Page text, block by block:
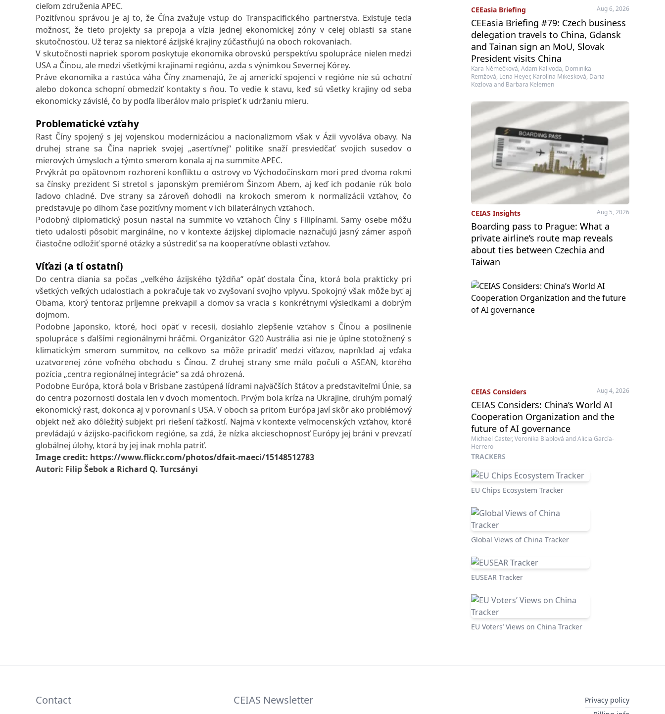
cieľom združenia APEC.
Pozitívnou správou je aj to, že Čína zvažuje vstup do Transpacifického partnerstva. Existuje teda
možnosť, že tieto projekty sa prepoja a vízia jednej ekonomickej zóny v celej oblasti sa stane
skutočnosťou. Už teraz sa niektoré ázijské krajiny zúčastňujú na oboch rokovaniach.
V skutočnosti napriek sporom poskytuje ekonomika obrovskú perspektívu spolupráce nielen medzi
USA a Čínou, ale medzi všetkými krajinami regiónu, azda s výnimkou Severnej Kórey.
Práve ekonomika a rastúca váha Číny znamenajú, že aj americkí spojenci v regióne nie sú ochotní
alebo dokonca schopní obmedziť kontakty s ňou. To vedie k stavu, keď sú všetky krajiny od seba
ekonomicky závislé, čo by podľa liberálov malo prispieť k udržaniu mieru.
Problematické vzťahy
Rast Číny spojený s jej vojenskou modernizáciou a nacionalizmom však v Ázii vyvoláva obavy. Na
druhej strane sa Čína napriek svojej „asertívnej“ politike snaží presviedčať svojich susedov o
mierových úmysloch a týmto smerom konala aj na summite APEC.
Prvýkrát po opätovnom rozhorení konfliktu o ostrovy vo Východočínskom mori pred dvoma rokmi
sa čínsky prezident Si stretol s japonským premiérom Šinzom Abem, aj keď ich podanie rúk bolo
ľadovo chladné. Dve strany sa zároveň dohodli na krokoch smerom k normalizácii vzťahov, čo
predstavuje po dlhom čase pozitívny moment v ich bilaterálnych vzťahoch.
Podobný diplomatický posun nastal na summite vo vzťahoch Číny s Filipínami. Samy osebe môžu
tieto udalosti pôsobiť marginálne, no v kontexte ázijskej diplomacie naznačujú jasný zámer aspoň
čiastočne odložiť sporné otázky a sústrediť sa na kooperatívne oblasti vzťahov.
Víťazi (a tí ostatní)
Do centra diania sa počas „veľkého ázijského týždňa“ opäť dostala Čína, ktorá bola prakticky pri
všetkých veľkých udalostiach a pokračuje tak vo zvyšovaní svojho vplyvu. Spokojný však môže byť aj
Obama, ktorý tentoraz príjemne prekvapil a domov sa vracia s konkrétnymi výsledkami a dobrým
dojmom.
Podobne Japonsko, ktoré, hoci opäť v recesii, dosiahlo zlepšenie vzťahov s Čínou a posilnenie
spolupráce s ďalšími regionálnymi hráčmi. Organizátor G20 Austrália asi nie je úplne stotožnený s
klimatickým smerom summitov, no celkovo sa môže priradiť medzi víťazov, napríklad aj vďaka
uzatvorenej zóne voľného obchodu s Čínou. Z druhej strany sme málo počuli o ASEAN, ktorého
pozícia „centra regionálnej integrácie“ sa zdá ohrozená.
Podobne Európa, ktorá bola v Brisbane zastúpená lídrami najväčších štátov a predstaviteľmi Únie, sa
do centra pozornosti dostala len v dvoch momentoch. Prvým bola kríza na Ukrajine, druhým pomalý
ekonomický rast, dokonca aj v porovnaní s USA. V oboch sa pritom Európa javí skôr ako problémový
objekt než ako dôležitý subjekt pri riešení ťažkostí. Najmä v kontexte veľmocenských vzťahov, ktoré
prevládajú v ázijsko-pacifickom regióne, sa zdá, že nízka akcieschopnosť Európy jej bráni v prevzatí
globálnej úlohy, ktorá by jej inak mohla patriť.
Image credit: https://www.flickr.com/photos/dfait-maeci/15148512783
Autori: Filip Šebok a Richard Q. Turcsányi
CEEasia Briefing Aug 6, 2026
CEEasia Briefing #79: Czech business
delegation travels to China, Gdansk
and Tainan sign an MoU, Slovak
President visits China
Kara Němečková, Adam Kalivoda, Dominika
Remžová, Lena Heyer, Karolína Mikesková, Daria
Kozlova and Barbara Kelemen
CEIAS Insights Aug 5, 2026
Boarding pass to Prague: What a
private airline’s route map reveals
about ties between Czechia and
Taiwan
CEIAS Considers Aug 4, 2026
CEIAS Considers: China’s World AI
Cooperation Organization and the
future of AI governance
Michael Caster, Veronika Blablová and Alicia García-
Herrero
TRACKERS
EU Chips Ecosystem Tracker
Global Views of China Tracker
EUSEAR Tracker
EU Voters’ Views on China Tracker
Contact CEIAS Newsletter
Privacy policy